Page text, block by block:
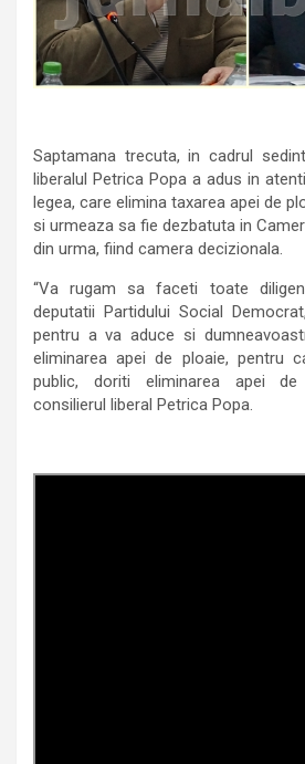
Saptamana trecuta, in cadrul
liberalul Petrica Popa a adus in
legea, care elimina taxarea apei de
si urmeaza sa fie dezbatuta in
din urma, fiind camera decizionala.
“Va rugam sa faceti toate
deputatii Partidului Social
pentru a va aduce si
eliminarea apei de ploaie, pentru
public, doriti eliminarea apei
consilierul liberal Petrica Popa.